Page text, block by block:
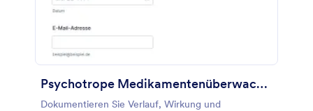
Psychotrope Medikamentenüberwachungsformular
Dokumentieren Sie Verlauf, Wirkung und